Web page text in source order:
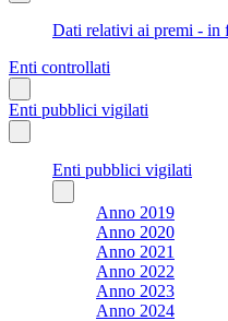
Dati relativi ai premi - in
Enti controllati
Enti pubblici vigilati
Enti pubblici vigilati
Anno 2019
Anno 2020
Anno 2021
Anno 2022
Anno 2023
Anno 2024